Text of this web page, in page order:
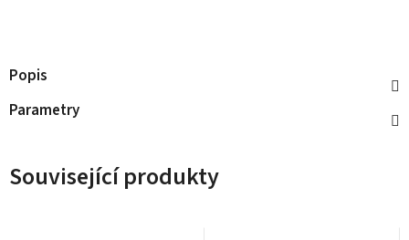
Popis
Parametry
Související produkty